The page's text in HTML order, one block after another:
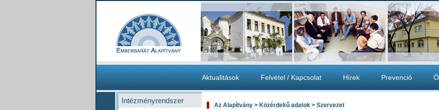
Aktualitások Felvétel / Kapcsolat Hírek Prevenció
Intézményrendszer
Az Alapítvány > Közérdekű adatok > Szervezet